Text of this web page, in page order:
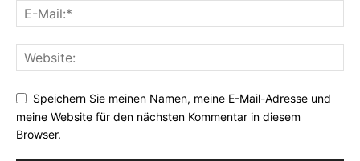
Speichern Sie meinen Namen, meine E-Mail-Adresse und
meine Website für den nächsten Kommentar in diesem
Browser.